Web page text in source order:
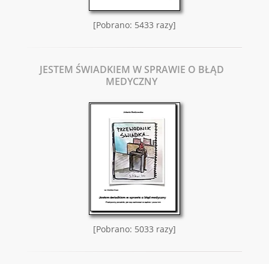
[Pobrano: 5433 razy]
JESTEM ŚWIADKIEM W SPRAWIE O BŁĄD
MEDYCZNY
[Pobrano: 5033 razy]